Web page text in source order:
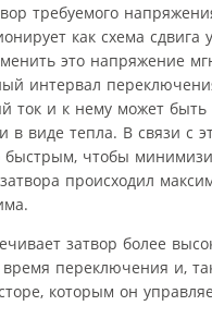
требуемого
как схема
это напряжение
интервал
ток и к нему может
виде тепла. В связи с
быстрым, чтобы
происходил
затвор более
переключения и,
которым он